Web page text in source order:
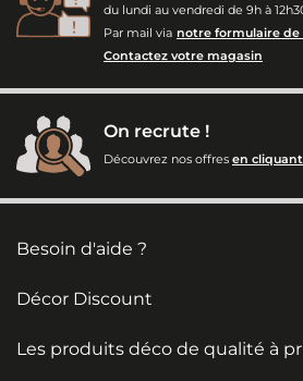
du lundi au vendredi de 9h à
Par mail via notre formulaire
Contactez votre magasin
On recrute !
Découvrez nos offres en
Besoin d'aide ?
Décor Discount
Les produits déco de qualité à